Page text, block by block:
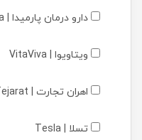
دارو درمان پارمیدا | Darou Darman Parmida
ویتاویوا | VitaViva
اهران تجارت | Ahran Tejarat
تسلا | Tesla